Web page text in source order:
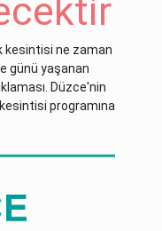
kesintisi ne zaman
günü yaşanan
Düzce'nin
programına